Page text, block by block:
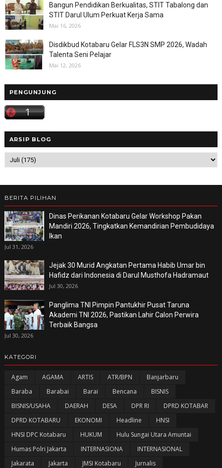
Bangun Pendidikan Berkualitas, STIT Tabalong dan
STIT Darul Ulum Perkuat Kerja Sama
Mai 16, 2026
Disdikbud Kotabaru Gelar FLS3N SMP 2026, Wadah
Talenta Seni Pelajar
Mai 12, 2026
PENGUNJUNG
ARSIP BLOG
BERITA PILIHAN
Dinas Perikanan Kotabaru Gelar Workshop Pakan
Mandiri 2026, Tingkatkan Kemandirian Pembudidaya
Ikan
Jul 31, 2026
Jejak 30 Murid Angkatan Pertama Habib Umar bin
Hafidz dari Indonesia di Darul Musthofa Hadramaut
Jul 30, 2026
Panglima TNI Pimpin Pantukhir Pusat Taruna
Akademi TNI 2026, Pastikan Lahir Calon Perwira
Terbaik Bangsa
Jul 30, 2026
KATEGORI
Agam AGAMA ARTIS ATR/BPN
Banjarbaru
Baraba
Barabai Barai Bencana
BISNIS
BISNIS/USAHA
DAERAH DESA DPR RI
DPRD KOTABAR
DPRD KOTABARU
EKONOMI Headline
HNSI
HNSI DPC Kotabaru
HUKUM
Hulu Sungai Utara Amuntai
Humas Polri Jakarta
INTERNASIONA
INTERNASIONAL
Jakarata
Jakarta JMSI Kotabaru
Jurnalis